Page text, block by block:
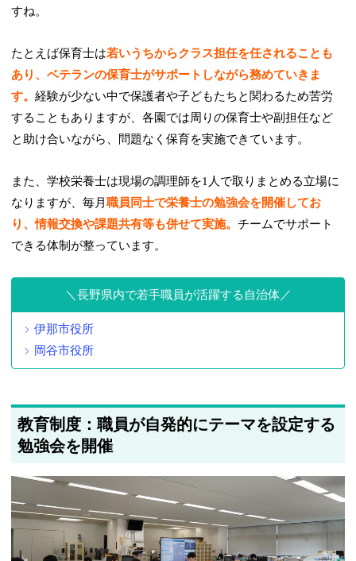
すね。
たとえば保育士は若いうちからクラス担任を任されることも
あり、ベテランの保育士がサポートしながら務めていきま
す。経験が少ない中で保護者や子どもたちと関わるため苦労
することもありますが、各園では周りの保育士や副担任など
と助け合いながら、問題なく保育を実施できています。
また、学校栄養士は現場の調理師を1人で取りまとめる立場に
なりますが、毎月職員同士で栄養士の勉強会を開催してお
り、情報交換や課題共有等も併せて実施。チームでサポート
できる体制が整っています。
長野県内で若手職員が活躍する自治体
伊那市役所
岡谷市役所
教育制度：職員が自発的にテーマを設定する
勉強会を開催